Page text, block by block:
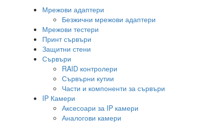
Мрежови адаптери
Безжични мрежови адаптери
Мрежови тестери
Принт сървъри
Защитни стени
Сървъри
RAID контролери
Сървърни кутии
Части и компоненти за сървъри
IP Камери
Аксесоари за IP камери
Аналогови камери